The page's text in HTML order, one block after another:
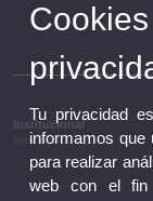
Institucional
Institucional
Tu privacidad
informamos
para realizar
web con el fin